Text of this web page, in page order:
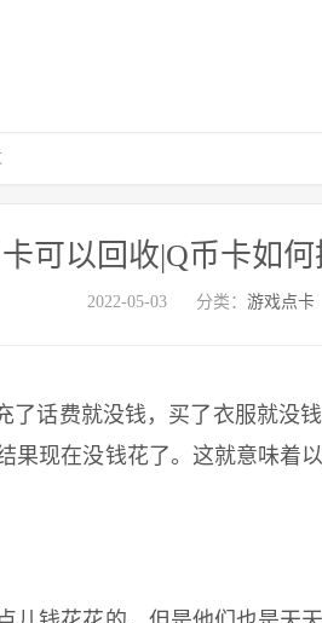
可以回收|Q币卡如何
2022-05-03 分类： 游戏点卡
话费就没钱，买了衣服就没
果现在没钱花了。这就意味着